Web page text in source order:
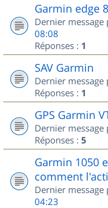
Garmin edge
Dernier message
08:08
Réponses : 1
SAV Garmin
Dernier message
Réponses : 1
GPS Garmin
Dernier message
Réponses : 5
Garmin 1050
comment
Dernier message
04:23